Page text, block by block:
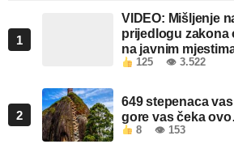
1
VIDEO: Mišljenje
prijedlogu zakona
na javnim
objektima u FBiH
125 👁 3.522
2
649 stepenaca
gore vas čeka
8 👁 153